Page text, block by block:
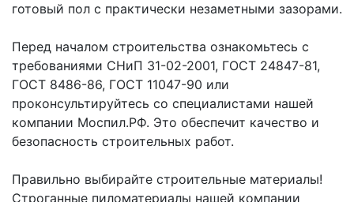
готовый пол с практически незаметными зазорами.
Перед началом строительства ознакомьтесь с
требованиями СНиП 31-02-2001, ГОСТ 24847-81,
ГОСТ 8486-86, ГОСТ 11047-90 или
проконсультируйтесь со специалистами нашей
компании Моспил.РФ. Это обеспечит качество и
безопасность строительных работ.
Правильно выбирайте строительные материалы!
Строганные пиломатериалы нашей компании